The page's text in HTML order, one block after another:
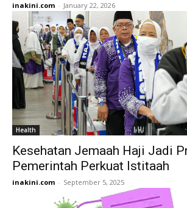
inakini.com - January 22, 2026
Health
Kesehatan Jemaah Haji Jadi
Pemerintah Perkuat Istitaah
inakini.com - September 5, 2025